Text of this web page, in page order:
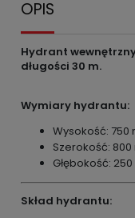
OPIS
Hydrant
długości 30 m.
Wymiary hydrantu:
Wysokość: 750
Szerokość: 800
Głębokość:
Skład hydrantu: